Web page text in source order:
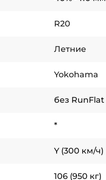
R20
Летние
Yokohama
без RunFlat
*
Y (300 км/ч)
106 (950 кг)